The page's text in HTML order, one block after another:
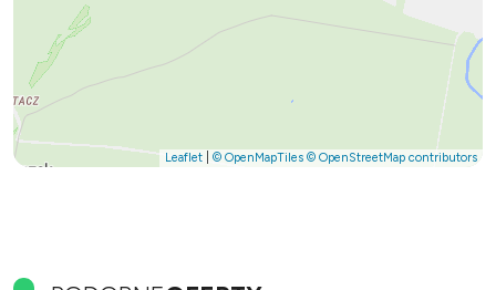
Leaflet © OpenMapTiles © OpenStreetMap contributors